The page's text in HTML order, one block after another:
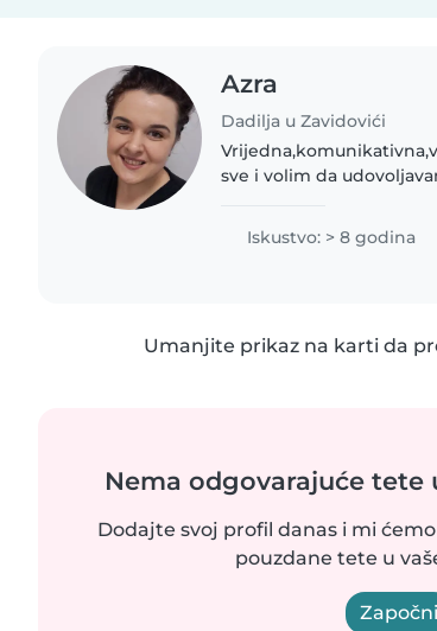
Azra
Dadilja u Zavidovići
sve i volim da
Iskustvo: > 8 godina
Umanjite prikaz na karti da
Nema odgovarajuće tete
Dodajte svoj profil danas i mi
pouzdane tete u
Započni